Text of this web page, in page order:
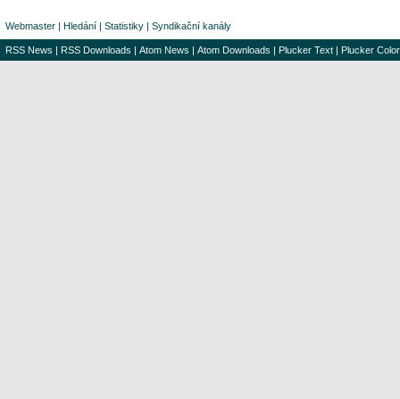
Webmaster | Hledání | Statistiky | Syndikační kanály
RSS News | RSS Downloads | Atom News | Atom Downloads | Plucker Text | Plucker Color